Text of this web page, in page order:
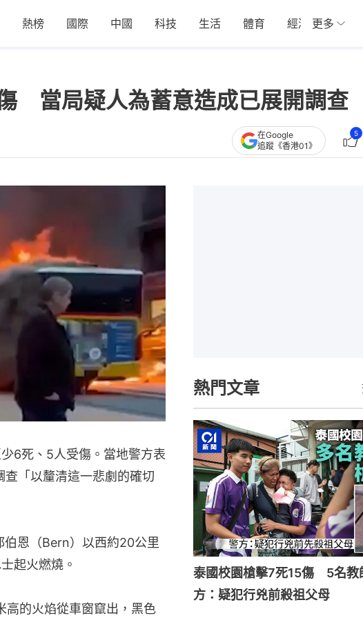
熱榜 國際 中國 科技 生活 體育 經濟 01深圳
更多
當局疑人為蓄意造成已展開調查
在Google
追蹤《香港01》
5
6死、5人受傷。當地警方表
「以釐清這一悲劇的確切
恩（Bern）以西約20公里
起火燃燒。
高的火焰從車窗竄出，黑色
熱門文章
泰國校園槍擊7死15傷 5名
方：疑犯行兇前殺祖父母